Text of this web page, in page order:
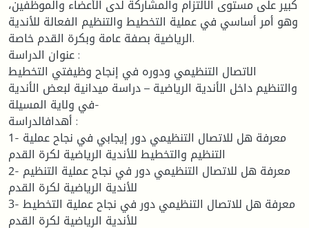
كبير على مستوى الالتزام والمشاركة لدى الأعضاء والموظفين،
وهو أمر أساسي في عملية التخطيط والتنظيم الفعالة للأندية
الرياضية بصفة عامة وبكرة القدم خاصة.
عنوان الدراسة :
الاتصال التنظيمي ودوره في إنجاح وظيفتي التخطيط
والتنظيم داخل الأندية الرياضية – دراسة ميدانية لبعض الأندية
في ولاية المسيلة-
أهدافالدراسة :
1- معرفة هل للاتصال التنظيمي دور إيجابي في نجاح عملية
التنظيم والتخطيط للأندية الرياضية لكرة القدم
2- معرفة هل للاتصال التنظيمي دور في نجاح عملية التنظيم
للأندية الرياضية لكرة القدم
3- معرفة هل للاتصال التنظيمي دور في نجاح عملية التخطيط
للأندية الرياضية لكرة القدم